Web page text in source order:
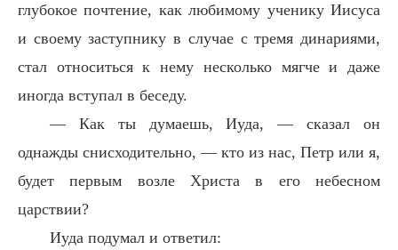
глубокое почтение, как любимому ученику Иисуса
и своему заступнику в случае с тремя динариями,
стал относиться к нему несколько мягче и даже
иногда вступал в беседу.
— Как ты думаешь, Иуда, — сказал он
однажды снисходительно, — кто из нас, Петр или я,
будет первым возле Христа в его небесном
царствии?
Иуда подумал и ответил: